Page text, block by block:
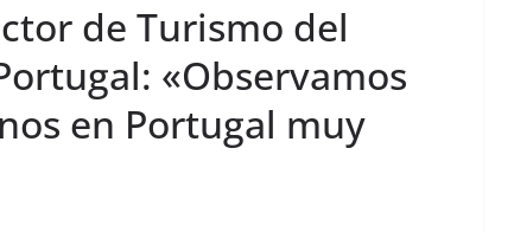
de Turismo del
«Observamos
en Portugal muy